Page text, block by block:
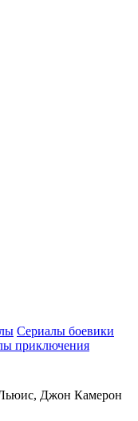
Сериалы боевики
приключения
Джон Камерон